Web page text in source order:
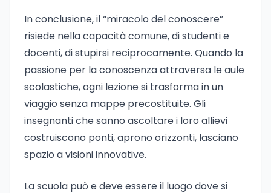
In conclusione, il “miracolo del conoscere”
risiede nella capacità comune, di studenti e
docenti, di stupirsi reciprocamente. Quando la
passione per la conoscenza attraversa le aule
scolastiche, ogni lezione si trasforma in un
viaggio senza mappe precostituite. Gli
insegnanti che sanno ascoltare i loro allievi
costruiscono ponti, aprono orizzonti, lasciano
spazio a visioni innovative.
La scuola può e deve essere il luogo dove si